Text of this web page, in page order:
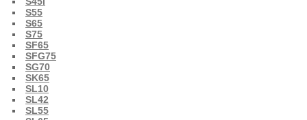
S55
S65
S75
SF65
SFG75
SG70
SK65
SL10
SL42
SL55